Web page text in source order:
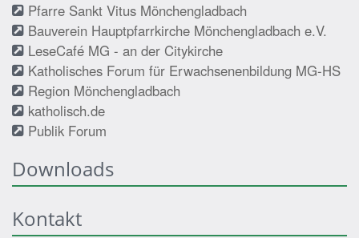
Pfarre Sankt Vitus Mönchengladbach
Bauverein Hauptpfarrkirche Mönchengladbach e.V.
LeseCafé MG - an der Citykirche
Katholisches Forum für Erwachsenenbildung MG-HS
Region Mönchengladbach
katholisch.de
Publik Forum
Downloads
Kontakt